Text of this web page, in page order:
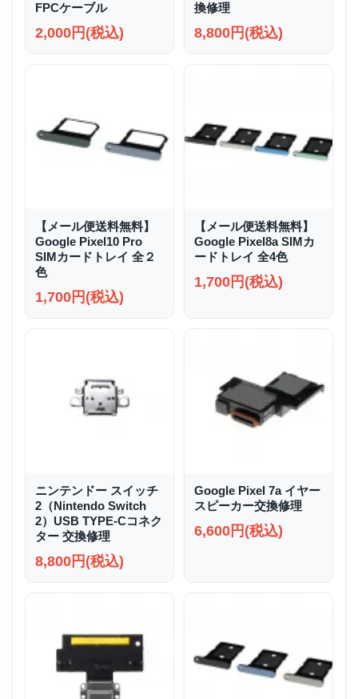
FPCケーブル
2,000円(税込)
換修理
8,800円(税込)
【メール便送料無料】
Google Pixel10 Pro
SIMカードトレイ 全２
色
1,700円(税込)
【メール便送料無料】
Google Pixel8a SIMカ
ードトレイ 全4色
1,700円(税込)
ニンテンドー スイッチ
2（Nintendo Switch
2）USB TYPE-Cコネク
ター 交換修理
8,800円(税込)
Google Pixel 7a イヤー
スピーカー交換修理
6,600円(税込)